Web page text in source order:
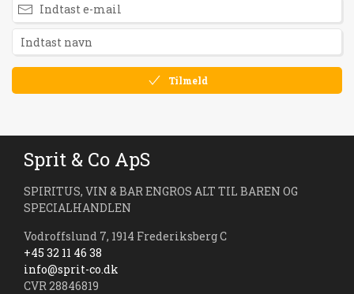
Tilmeld
Sprit & Co ApS
SPIRITUS, VIN & BAR ENGROS ALT TIL BAREN OG
SPECIALHANDLEN
Vodroffslund 7, 1914 Frederiksberg C
+45 32 11 46 38
info@sprit-co.dk
CVR 28846819